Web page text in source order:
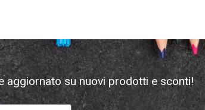
aggiornato su nuovi prodotti e sconti!